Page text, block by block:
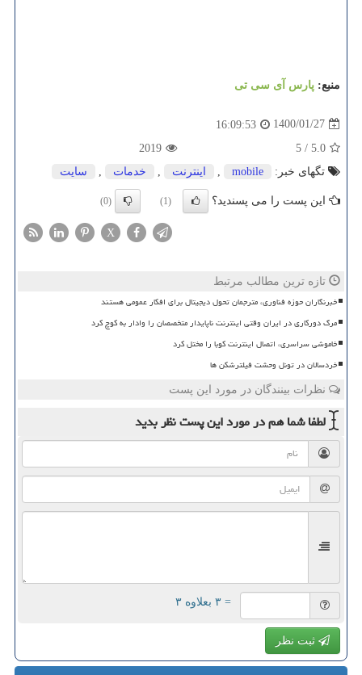
منبع: پارس آی سی تی
1400/01/27
16:09:53
5.0
/
5
2019
تگهای خبر:
mobile اینترنت خدمات سایت
این پست را می پسندید؟ (1)
(0)
X
تازه ترین مطالب مرتبط
خبرنگاران حوزه فناوری، مترجمان تحول دیجیتال برای افکار عمومی هستند
مرگ دورکاری در ایران وقتی اینترنت ناپایدار متخصصان را وادار به کوچ کرد
خاموشی سراسری، اتصال اینترنت کوبا را مختل کرد
خردسالان در تونل وحشت فیلترشکن ها
نظرات بینندگان در مورد این پست
لطفا شما همدر مورد این پستنظر بدید
= ۳ بعلاوه ۳
ثبت نظر